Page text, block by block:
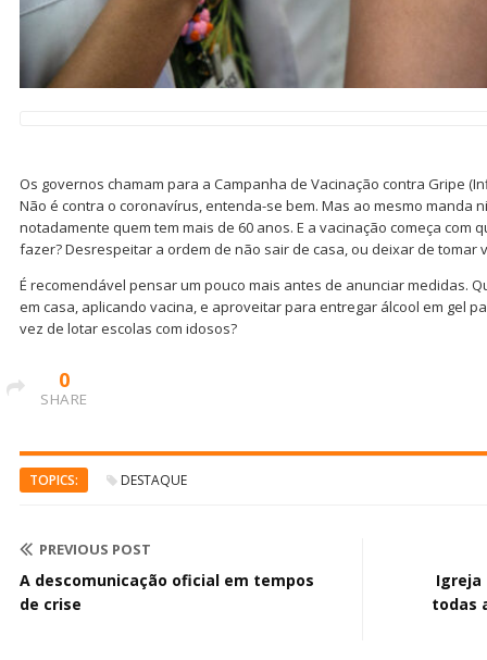
Os governos chamam para a Campanha de Vacinação contra Gripe
Não é contra o coronavírus, entenda-se bem. Mas ao mesmo manda
notadamente quem tem mais de 60 anos. E a vacinação começa com
fazer? Desrespeitar a ordem de não sair de casa, ou deixar de tomar
É recomendável pensar um pouco mais antes de anunciar medidas.
em casa, aplicando vacina, e aproveitar para entregar álcool em gel
vez de lotar escolas com idosos?
0
SHARE
TOPICS: DESTAQUE
PREVIOUS POST
A descomunicação oficial em tempos
de crise
Igreja
todas